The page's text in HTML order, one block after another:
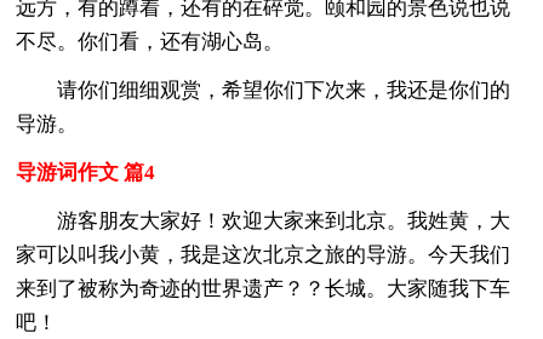
远方，有的蹲着，还有的在碎觉。颐和园的景色说也说
不尽。你们看，还有湖心岛。
请你们细细观赏，希望你们下次来，我还是你们的
导游。
导游词作文 篇4
游客朋友大家好！欢迎大家来到北京。我姓黄，大
家可以叫我小黄，我是这次北京之旅的导游。今天我们
来到了被称为奇迹的世界遗产？？长城。大家随我下车
吧！